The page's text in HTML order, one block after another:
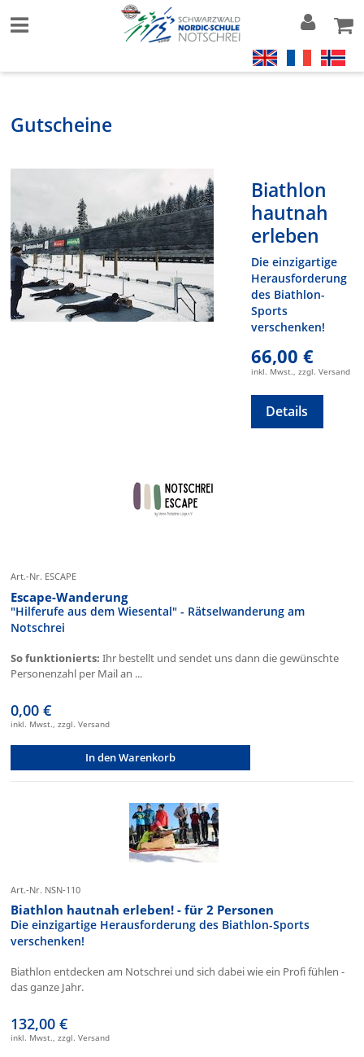
Gutscheine
Biathlon
hautnah
erleben
Die einzigartige
Herausforderung
des Biathlon-
Sports
verschenken!
66,00 €
inkl. Mwst., zzgl. Versand
Details
Art.-Nr. ESCAPE
Escape-Wanderung
"Hilferufe aus dem Wiesental" - Rätselwanderung am
Notschrei
So funktionierts: Ihr bestellt und sendet uns dann die gewünschte
Personenzahl per Mail an ...
0,00 €
inkl. Mwst., zzgl. Versand
In den Warenkorb
Art.-Nr. NSN-110
Biathlon hautnah erleben! - für 2 Personen
Die einzigartige Herausforderung des Biathlon-Sports
verschenken!
Biathlon entdecken am Notschrei und sich dabei wie ein Profi fühlen -
das ganze Jahr.
132,00 €
inkl. Mwst., zzgl. Versand